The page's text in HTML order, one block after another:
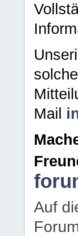
Mail
Auf